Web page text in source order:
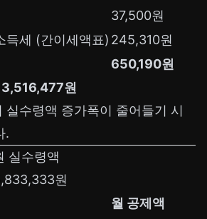
37,500원
득세 (간이세액표) 245,310원
650,190원
3,516,477원
수령액 증가폭이 줄어들기 시
.
실수령액
원
월 공제액